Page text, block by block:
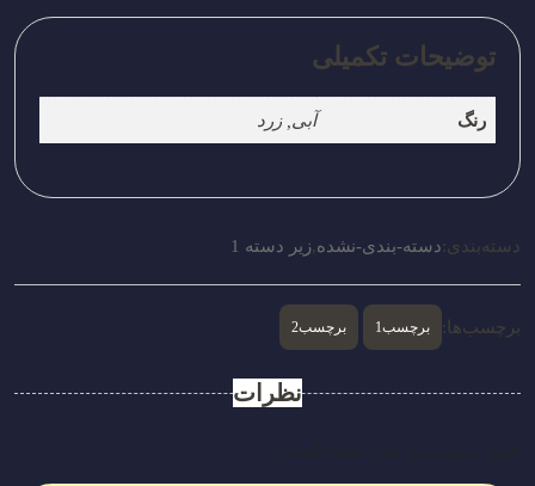
توضیحات تکمیلی
رنگ آبی, زرد
دسته‌بندی:دسته-بندی-نشده,زیر دسته 1
برچسب‌ها: برچسب1 برچسب2
نظرات